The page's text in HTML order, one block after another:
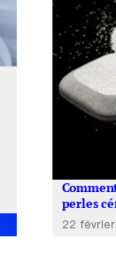
perles
22